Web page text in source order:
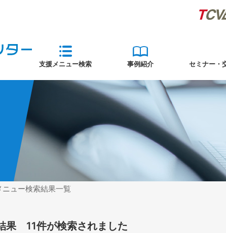
支援メニュー検索 事例紹介 セミナー・
ニュー検索結果一覧
果 11件が検索されました